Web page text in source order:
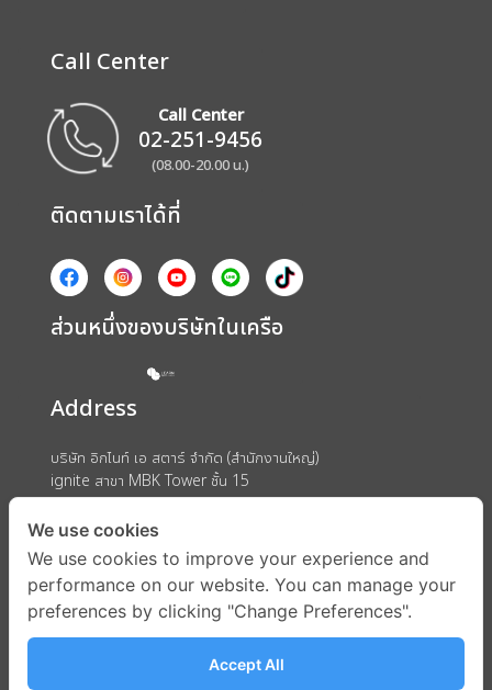
Call Center
Call Center
02-251-9456
(08.00-20.00 น.)
ติดตามเราได้ที่
ส่วนหนึ่งของบริษัทในเครือ
Address
บริษัท อิกไนท์ เอ สตาร์ จำกัด (สำนักงานใหญ่)
ignite สาขา MBK Tower ชั้น 15
ถนนพญาไท แขวงวังใหม่ เขตปทุมวัน กรุงเทพมหานคร 10330
We use cookies
We use cookies to improve your experience and
performance on our website. You can manage your
preferences by clicking "Change Preferences".
Accept All